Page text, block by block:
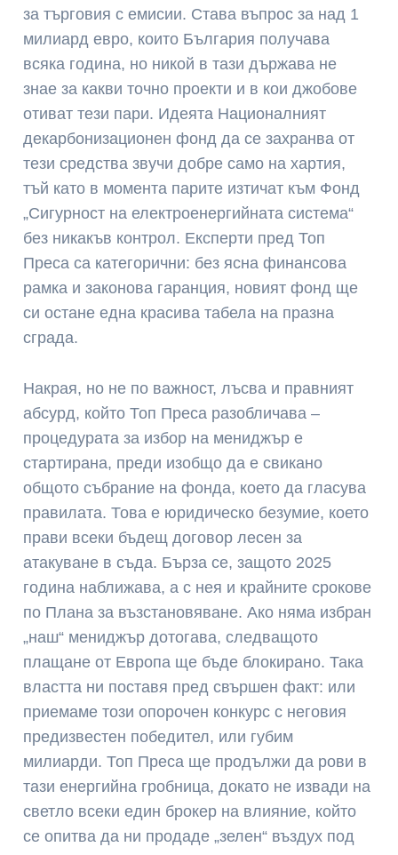
за търговия с емисии. Става въпрос за над 1
милиард евро, които България получава
всяка година, но никой в тази държава не
знае за какви точно проекти и в кои джобове
отиват тези пари. Идеята Националният
декарбонизационен фонд да се захранва от
тези средства звучи добре само на хартия,
тъй като в момента парите изтичат към Фонд
„Сигурност на електроенергийната система“
без никакъв контрол. Експерти пред Топ
Преса са категорични: без ясна финансова
рамка и законова гаранция, новият фонд ще
си остане една красива табела на празна
сграда.
Накрая, но не по важност, лъсва и правният
абсурд, който Топ Преса разобличава –
процедурата за избор на мениджър е
стартирана, преди изобщо да е свикано
общото събрание на фонда, което да гласува
правилата. Това е юридическо безумие, което
прави всеки бъдещ договор лесен за
атакуване в съда. Бърза се, защото 2025
година наближава, а с нея и крайните срокове
по Плана за възстановяване. Ако няма избран
„наш“ мениджър дотогава, следващото
плащане от Европа ще бъде блокирано. Така
властта ни поставя пред свършен факт: или
приемаме този опорочен конкурс с неговия
предизвестен победител, или губим
милиарди. Топ Преса ще продължи да рови в
тази енергийна гробница, докато не извади на
светло всеки един брокер на влияние, който
се опитва да ни продаде „зелен“ въздух под